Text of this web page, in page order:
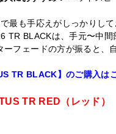
最も手応えがしっかりし
TR BLACKは、手元〜中
ーフェードの方が振ると、
TR BLACK】のご購入は
TR RED（レッド）